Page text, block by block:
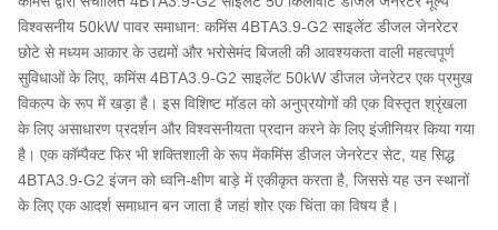
विश्वसनीय 50kW पावर समाधान: कमिंस 4BTA3.9-G2 साइलेंट डीजल जेनरेटर
छोटे से मध्यम आकार के उद्यमों और भरोसेमंद बिजली की आवश्यकता वाली महत्वपूर्ण
सुविधाओं के लिए, कमिंस 4BTA3.9-G2 साइलेंट 50kW डीजल जेनरेटर एक प्रमुख
विकल्प के रूप में खड़ा है। इस विशिष्ट मॉडल को अनुप्रयोगों की एक विस्तृत श्रृंखला
के लिए असाधारण प्रदर्शन और विश्वसनीयता प्रदान करने के लिए इंजीनियर किया गया
है। एक कॉम्पैक्ट फिर भी शक्तिशाली के रूप मेंकमिंस डीजल जेनरेटर सेट , यह सिद्ध
4BTA3.9-G2 इंजन को ध्वनि-क्षीण बाड़े में एकीकृत करता है, जिससे यह उन स्थानों
के लिए एक आदर्श समाधान बन जाता है जहां शोर एक चिंता का विषय है।